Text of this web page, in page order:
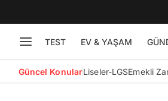
TEST EV & YAŞAM
Güncel KonularLiseler-LGSEmekli